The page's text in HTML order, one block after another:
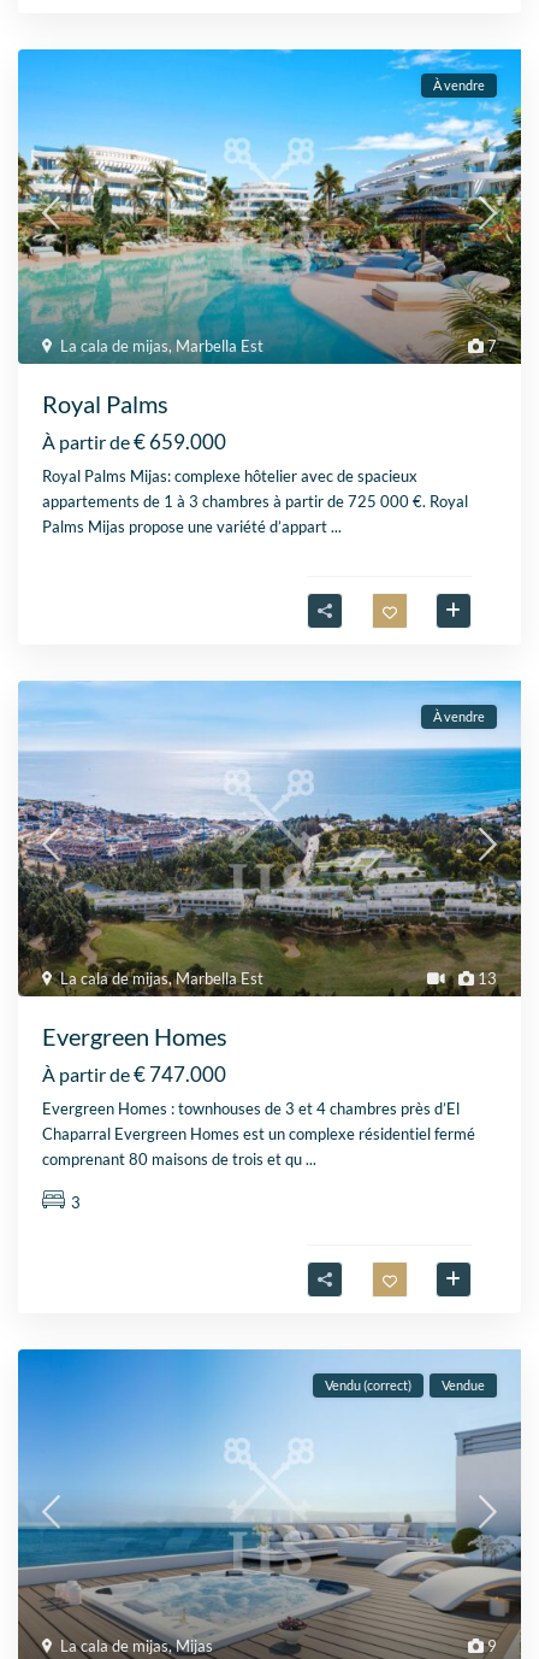
7
La cala de mijas,Marbella Est
À vendre
Royal Palms
À partir de€ 659.000
Royal Palms Mijas: complexe hôtelier avec de spacieux
appartements de 1 à 3 chambres à partir de 725 000 €. Royal
Palms Mijas propose une variété d’appart...
13
La cala de mijas,Marbella Est
À vendre
Evergreen Homes
À partir de€ 747.000
Evergreen Homes : townhouses de 3 et 4 chambres près d’El
Chaparral Evergreen Homes est un complexe résidentiel fermé
comprenant 80 maisons de trois et qu...
3
9
La cala de mijas,Mijas
Vendu (correct) Vendue